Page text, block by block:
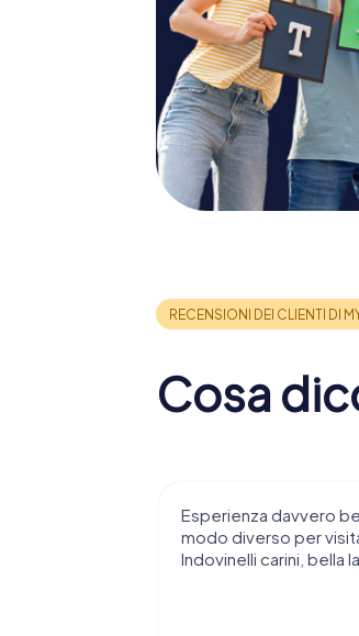
Cosa
Esperienza davvero
modo diverso per
Indovinelli carini, bella